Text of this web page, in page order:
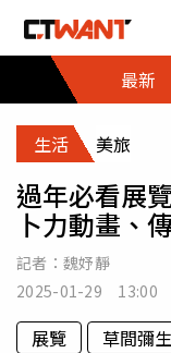
最新
生活 美旅
過年必看展
卜力動畫、
記者： 魏妤靜
2025-01-29 13:00
展覽 草間彌生